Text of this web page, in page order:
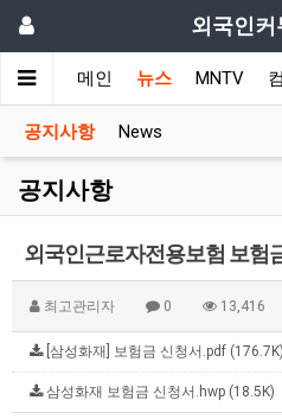
외국인커
메인 뉴스 MNTV
공지사항 News
공지사항
외국인근로자전용보험 보험
최고관리자 0 13,416
[삼성화재] 보험금 신청서.pdf (176.7K)
삼성화재 보험금 신청서.hwp (18.5K)